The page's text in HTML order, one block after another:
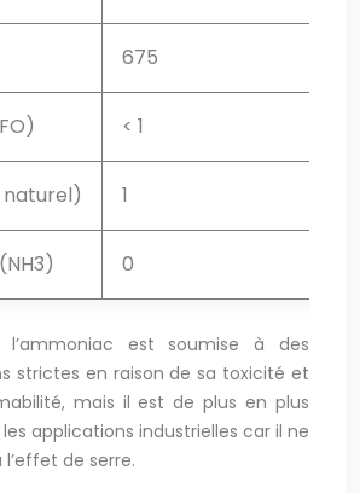
675
< 1
naturel) 1
0
l’ammoniac est soumise à des
strictes en raison de sa toxicité et
mais il est de plus en plus
applications industrielles car il ne
de serre.